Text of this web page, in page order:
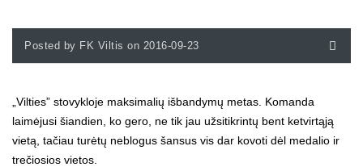
Posted by FK Viltis on 2016-09-23
„Vilties” stovykloje maksimalių išbandymų metas. Komanda
laimėjusi šiandien, ko gero, ne tik jau užsitikrintų bent ketvirtąją
vietą, tačiau turėtų neblogus šansus vis dar kovoti dėl medalio ir
trečiosios vietos.